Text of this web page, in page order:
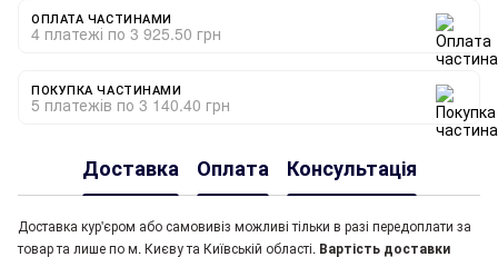
ОПЛАТА ЧАСТИНАМИ
4 платежі по 3 925.50 грн
ПОКУПКА ЧАСТИНАМИ
5 платежів по 3 140.40 грн
Доставка Оплата Консультація
Доставка кур'єром або самовивіз можливі тільки в разі передоплати за
товар та лише по м. Києву та Київській області. Вартість доставки